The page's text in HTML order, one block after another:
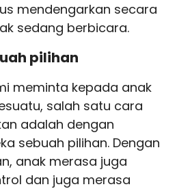
mendengarkan secara
sedang berbicara.
pilihan
meminta kepada anak
salah satu cara
adalah dengan
sebuah pilihan. Dengan
anak merasa juga
dan juga merasa